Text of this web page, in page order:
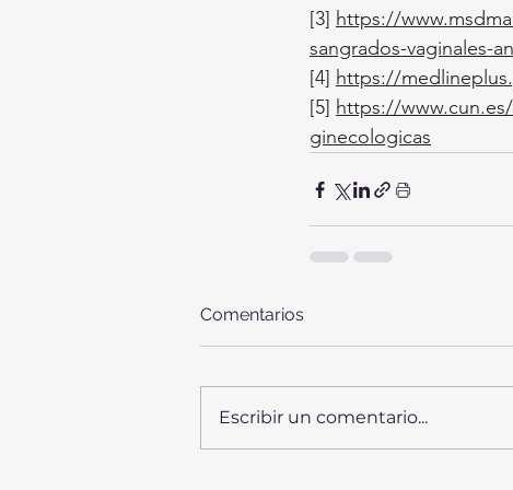
[3] https://
sangrados-vaginales-
[4] https://
[5] https://
ginecologicas
Comentarios
Escribir un comentario...